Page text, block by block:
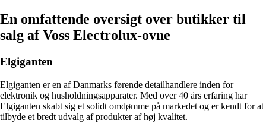
En omfattende oversigt over butikker til
salg af Voss Electrolux-ovne
Elgiganten
Elgiganten er en af Danmarks førende detailhandlere inden for
elektronik og husholdningsapparater. Med over 40 års erfaring har
Elgiganten skabt sig et solidt omdømme på markedet og er kendt for at
tilbyde et bredt udvalg af produkter af høj kvalitet.